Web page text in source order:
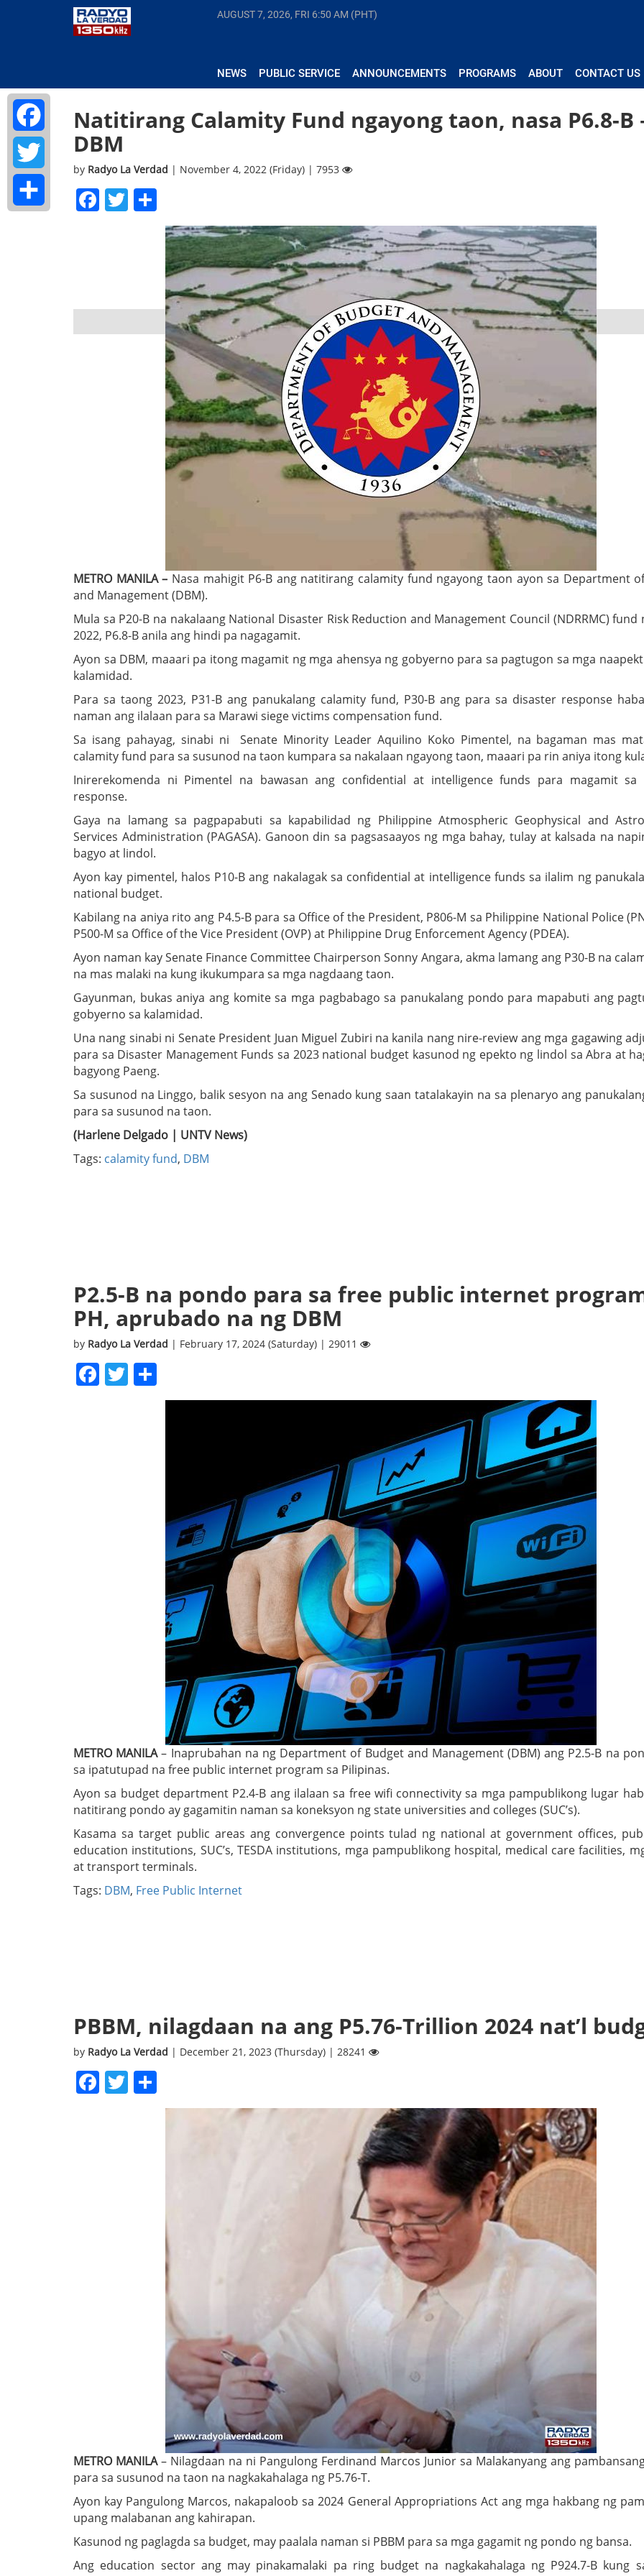
AUGUST 7, 2026, FRI 6:50 AM (PHT)
NEWS PUBLIC SERVICE ANNOUNCEMENTS PROGRAMS ABOUT CONTACT US
Natitirang Calamity Fund ngayong taon, nasa P6.8-
DBM
by Radyo La Verdad | November 4, 2022 (Friday) | 7953
Facebook
Twitter
METRO MANILA – Nasa mahigit P6-B ang natitirang calamity fund ngayong taon ayon sa Department
and Management (DBM).
Mula sa P20-B na nakalaang National Disaster Risk Reduction and Management Council (NDRRMC) fund
2022, P6.8-B anila ang hindi pa nagagamit.
Ayon sa DBM, maaari pa itong magamit ng mga ahensya ng gobyerno para sa pagtugon sa mga
kalamidad.
Para sa taong 2023, P31-B ang panukalang calamity fund, P30-B ang para sa disaster response
naman ang ilalaan para sa Marawi siege victims compensation fund.
Sa isang pahayag, sinabi ni Senate Minority Leader Aquilino Koko Pimentel, na bagaman mas
calamity fund para sa susunod na taon kumpara sa nakalaan ngayong taon, maaari pa rin aniya itong
Inirerekomenda ni Pimentel na bawasan ang confidential at intelligence funds para magamit sa
response.
Gaya na lamang sa pagpapabuti sa kapabilidad ng Philippine Atmospheric Geophysical and
Services Administration (PAGASA). Ganoon din sa pagsasaayos ng mga bahay, tulay at kalsada na
bagyo at lindol.
Ayon kay pimentel, halos P10-B ang nakalagak sa confidential at intelligence funds sa ilalim ng
national budget.
Kabilang na aniya rito ang P4.5-B para sa Office of the President, P806-M sa Philippine National Police
P500-M sa Office of the Vice President (OVP) at Philippine Drug Enforcement Agency (PDEA).
Ayon naman kay Senate Finance Committee Chairperson Sonny Angara, akma lamang ang P30-B na
na mas malaki na kung ikukumpara sa mga nagdaang taon.
Gayunman, bukas aniya ang komite sa mga pagbabago sa panukalang pondo para mapabuti ang
gobyerno sa kalamidad.
Una nang sinabi ni Senate President Juan Miguel Zubiri na kanila nang nire-review ang mga gagawing
para sa Disaster Management Funds sa 2023 national budget kasunod ng epekto ng lindol sa Abra at
bagyong Paeng.
Sa susunod na Linggo, balik sesyon na ang Senado kung saan tatalakayin na sa plenaryo ang
para sa susunod na taon.
(Harlene Delgado | UNTV News)
Tags: calamity fund, DBM
P2.5-B na pondo para sa free public internet
PH, aprubado na ng DBM
by Radyo La Verdad | February 17, 2024 (Saturday) | 29011
Facebook
Twitter
METRO MANILA– Inaprubahan na ng Department of Budget and Management (DBM) ang P2.5-B na
sa ipatutupad na free public internet program sa Pilipinas.
Ayon sa budget department P2.4-B ang ilalaan sa free wifi connectivity sa mga pampublikong lugar
natitirang pondo ay gagamitin naman sa koneksyon ng state universities and colleges (SUC’s).
Kasama sa target public areas ang convergence points tulad ng national at government offices,
education institutions, SUC’s, TESDA institutions, mga pampublikong hospital, medical care facilities,
at transport terminals.
Tags: DBM, Free Public Internet
PBBM, nilagdaan na ang P5.76-Trillion 2024 nat’l
by Radyo La Verdad | December 21, 2023 (Thursday) | 28241
Facebook
Twitter
METRO MANILA– Nilagdaan na ni Pangulong Ferdinand Marcos Junior sa Malakanyang ang
para sa susunod na taon na nagkakahalaga ng P5.76-T.
Ayon kay Pangulong Marcos, nakapaloob sa 2024 General Appropriations Act ang mga hakbang ng
upang malabanan ang kahirapan.
Kasunod ng paglagda sa budget, may paalala naman si PBBM para sa mga gagamit ng pondo ng bansa.
Ang education sector ang may pinakamalaki pa ring budget na nagkakahalaga ng P924.7-B kung
Facebook
Twitter